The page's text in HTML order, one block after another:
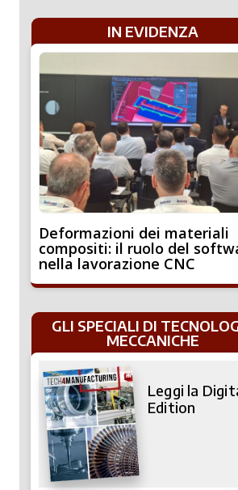
IN EVIDENZA
Deformazioni dei materiali
compositi: il ruolo del
nella lavorazione CNC
GLI SPECIALI DI
MECCANICHE
Leggi la
Edition